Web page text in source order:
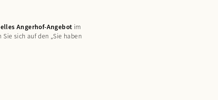
Angerhof-Angebot im
sich auf den „Sie haben